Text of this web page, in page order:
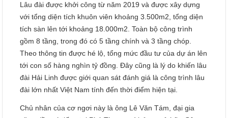
Lâu đài được khởi công từ năm 2019 và được xây dựng
với tổng diện tích khuôn viên khoảng 3.500m2, tổng diện
tích sàn lên tới khoảng 18.000m2. Toàn bộ công trình
gồm 8 tầng, trong đó có 5 tầng chính và 3 tầng chóp.
Theo thông tin được hé lộ, tổng mức đầu tư của dự án lên
tới con số hàng nghìn tỷ đồng. Đây cũng là lý do khiến lâu
đài Hải Linh được giới quan sát đánh giá là công trình lâu
đài lớn nhất Việt Nam tính đến thời điểm hiện tại.
Chủ nhân của cơ ngơi này là ông Lê Văn Tám, đại gia